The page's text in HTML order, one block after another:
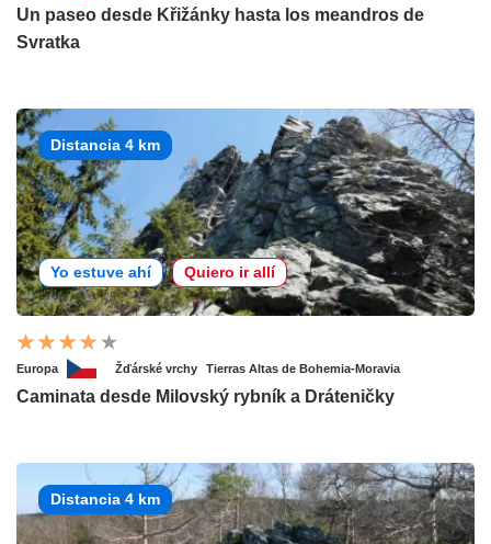
Un paseo desde Křižánky hasta los meandros de
Svratka
Distancia 4 km
Yo estuve ahí Quiero ir allí
Europa Žďárské vrchy Tierras Altas de Bohemia-Moravia
Caminata desde Milovský rybník a Dráteničky
Distancia 4 km